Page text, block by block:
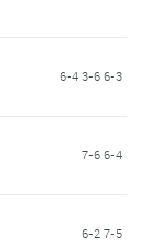
6-4 3-6 6-3
7-6 6-4
6-2 7-5